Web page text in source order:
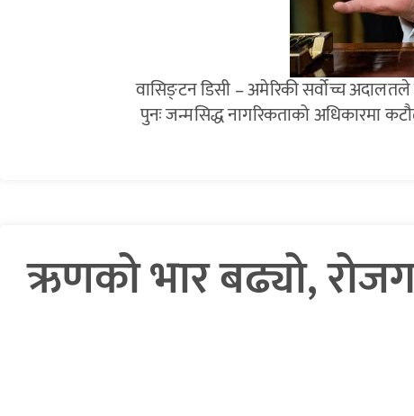
वासिङ्टन डिसी – अमेरिकी सर्वोच्च अदालतले
पुनः जन्मसिद्ध नागरिकताको अधिकारमा
ऋणको भार बढ्यो,